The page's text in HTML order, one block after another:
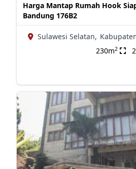
Harga Mantap Rumah Hook
Bandung 176B2
Sulawesi Selatan,
230m2